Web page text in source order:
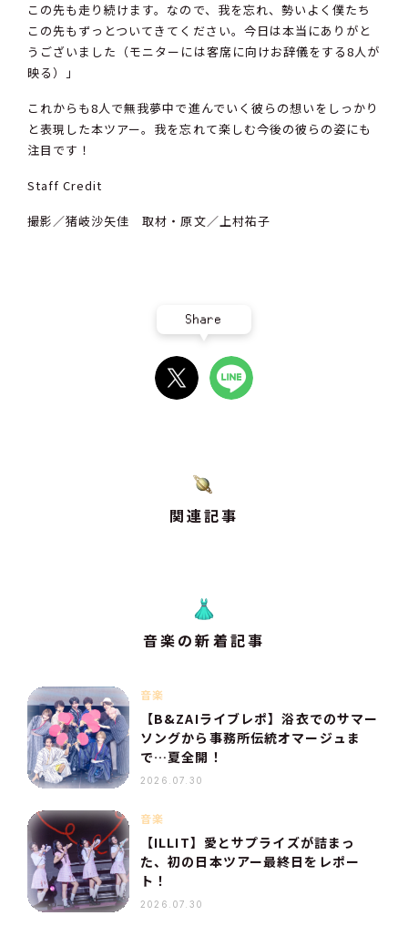
この先も走り続けます。なので、我を忘れ、勢いよく僕たち
この先もずっとついてきてください。今日は本当にありがと
うございました（モニターには客席に向けお辞儀をする8人が
映る）」
これからも8人で無我夢中で進んでいく彼らの想いをしっかり
と表現した本ツアー。我を忘れて楽しむ今後の彼らの姿にも
注目です！
Staff Credit
撮影／猪岐沙矢佳 取材・原文／上村祐子
Share
関連記事
音楽の新着記事
音楽
【B&ZAIライブレポ】浴衣でのサマー
ソングから事務所伝統オマージュま
で…夏全開！
2026.07.30
音楽
【ILLIT】愛とサプライズが詰まっ
た、初の日本ツアー最終日をレポー
ト！
2026.07.30